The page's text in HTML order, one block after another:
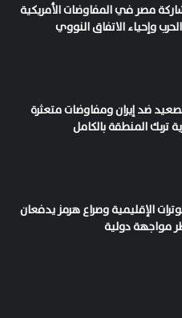
مصر في المفاوضات الأمريكية
وإحياء الاتفاق النووي
ضد إيران ومفاوضات متعثرة
تربك المنطقة بالكامل
الإقليمية وصراع هرمز يدفعان
مواجهة دولية